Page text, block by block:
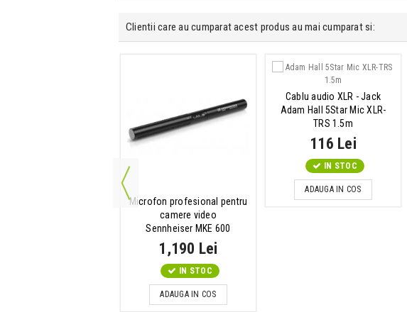
Clientii care au cumparat acest produs au mai cumparat si:
Microfon profesional pentru
camere video
Sennheiser MKE 600
1,190 Lei
IN STOC
ADAUGA IN COS
Cablu audio XLR - Jack
Adam Hall 5Star Mic XLR-
TRS 1.5m
116 Lei
IN STOC
ADAUGA IN COS